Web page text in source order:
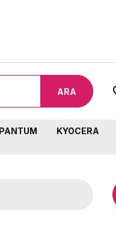
ARA
PANTUM KYOCERA